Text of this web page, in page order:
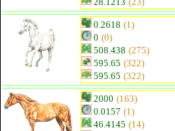
0.2618 (1)
0 (0)
508.438 (275)
595.65 (322)
595.65 (322)
2000 (163)
0.0157 (1)
46.4145 (14)